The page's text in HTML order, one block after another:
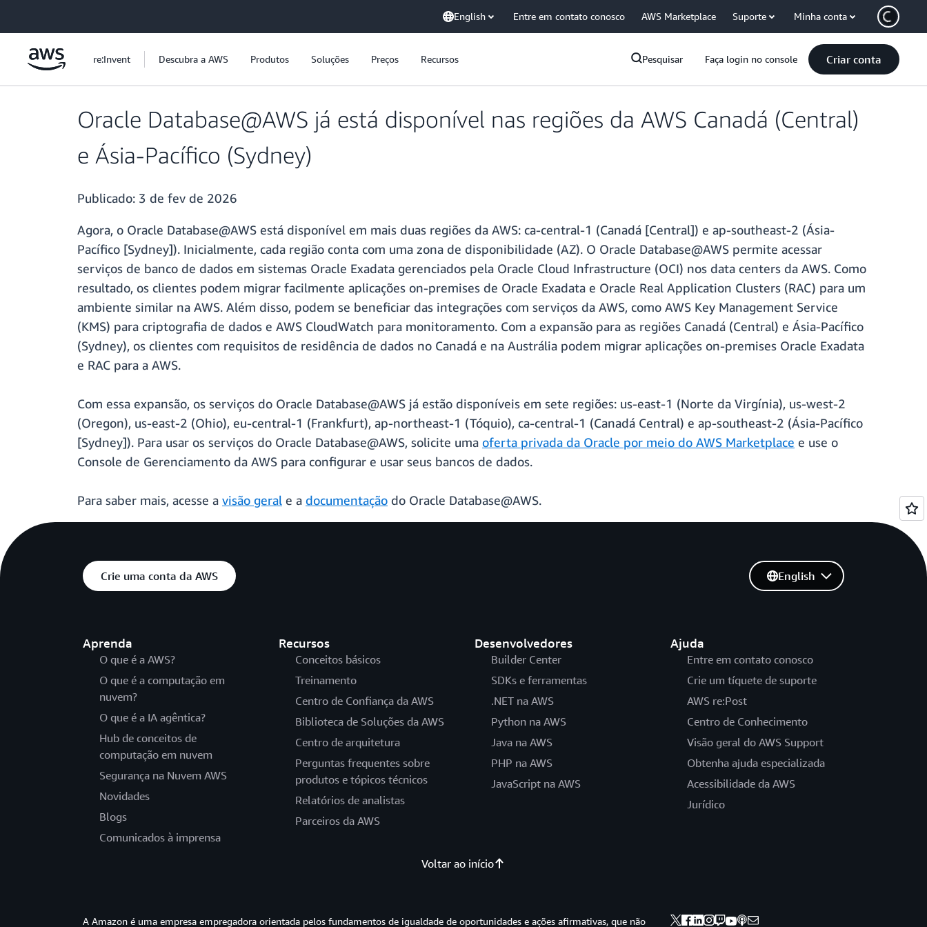
English Entre em contato conosco AWS Marketplace Suporte Minha conta
re:Invent Descubra a AWS Produtos Soluções Preços Recursos Pesquisar Faça login no console Criar conta
Oracle Database@AWS já está disponível nas regiões da AWS Canadá (Central)
e Ásia-Pacífico (Sydney)
Publicado: 3 de fev de 2026
Agora, o Oracle Database@AWS está disponível em mais duas regiões da AWS: ca-central-1 (Canadá [Central]) e ap-southeast-2 (Ásia-
Pacífico [Sydney]). Inicialmente, cada região conta com uma zona de disponibilidade (AZ). O Oracle Database@AWS permite acessar
serviços de banco de dados em sistemas Oracle Exadata gerenciados pela Oracle Cloud Infrastructure (OCI) nos data centers da AWS. Como
resultado, os clientes podem migrar facilmente aplicações on-premises de Oracle Exadata e Oracle Real Application Clusters (RAC) para um
ambiente similar na AWS. Além disso, podem se beneficiar das integrações com serviços da AWS, como AWS Key Management Service
(KMS) para criptografia de dados e AWS CloudWatch para monitoramento. Com a expansão para as regiões Canadá (Central) e Ásia-Pacífico
(Sydney), os clientes com requisitos de residência de dados no Canadá e na Austrália podem migrar aplicações on-premises Oracle Exadata
e RAC para a AWS.
Com essa expansão, os serviços do Oracle Database@AWS já estão disponíveis em sete regiões: us-east-1 (Norte da Virgínia), us-west-2
(Oregon), us-east-2 (Ohio), eu-central-1 (Frankfurt), ap-northeast-1 (Tóquio), ca-central-1 (Canadá Central) e ap-southeast-2 (Ásia-Pacífico
[Sydney]). Para usar os serviços do Oracle Database@AWS, solicite uma oferta privada da Oracle por meio do AWS Marketplace e use o
Console de Gerenciamento da AWS para configurar e usar seus bancos de dados.
Para saber mais, acesse a visão geral e a documentação do Oracle Database@AWS.
Crie uma conta da AWS
Aprenda
O que é a AWS?
O que é a computação em
nuvem?
O que é a IA agêntica?
Hub de conceitos de
computação em nuvem
Segurança na Nuvem AWS
Novidades
Blogs
Comunicados à imprensa
Recursos
Conceitos básicos
Treinamento
Centro de Confiança da AWS
Biblioteca de Soluções da AWS
Centro de arquitetura
Perguntas frequentes sobre
produtos e tópicos técnicos
Relatórios de analistas
Parceiros da AWS
Desenvolvedores
Builder Center
SDKs e ferramentas
.NET na AWS
Python na AWS
Java na AWS
PHP na AWS
JavaScript na AWS
Ajuda
Entre em contato conosco
Crie um tíquete de suporte
AWS re:Post
Centro de Conhecimento
Visão geral do AWS Support
Obtenha ajuda especializada
Acessibilidade da AWS
Jurídico
English
Voltar ao início
A Amazon é uma empresa empregadora orientada pelos fundamentos de igualdade de oportunidades e ações afirmativas, que não